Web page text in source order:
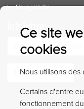
Nous joindre
Infolettre
Contactez-nous
Ce site
cookies
Nous utilisons
Certains d'entre
fonctionnement